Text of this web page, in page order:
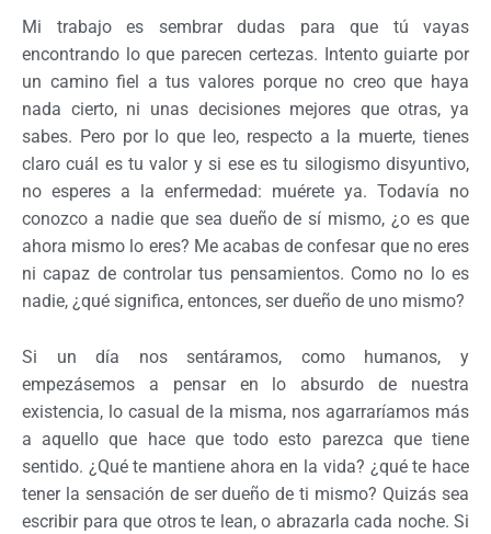
Mi trabajo es sembrar dudas para que tú vayas
encontrando lo que parecen certezas. Intento guiarte por
un camino fiel a tus valores porque no creo que haya
nada cierto, ni unas decisiones mejores que otras, ya
sabes. Pero por lo que leo, respecto a la muerte, tienes
claro cuál es tu valor y si ese es tu silogismo disyuntivo,
no esperes a la enfermedad: muérete ya. Todavía no
conozco a nadie que sea dueño de sí mismo, ¿o es que
ahora mismo lo eres? Me acabas de confesar que no eres
ni capaz de controlar tus pensamientos. Como no lo es
nadie, ¿qué significa, entonces, ser dueño de uno mismo?
Si un día nos sentáramos, como humanos, y
empezásemos a pensar en lo absurdo de nuestra
existencia, lo casual de la misma, nos agarraríamos más
a aquello que hace que todo esto parezca que tiene
sentido. ¿Qué te mantiene ahora en la vida? ¿qué te hace
tener la sensación de ser dueño de ti mismo? Quizás sea
escribir para que otros te lean, o abrazarla cada noche. Si